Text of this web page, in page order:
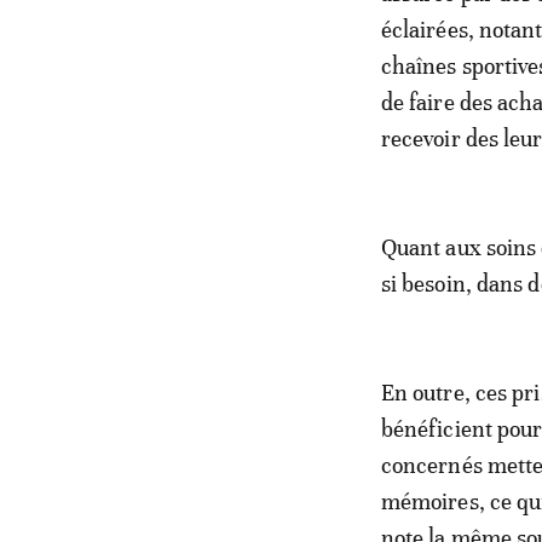
éclairées,
chaînes
de faire des
recevoir des
Quant aux
si besoin, dans
En outre, ces
bénéficient
concernés
mémoires, ce